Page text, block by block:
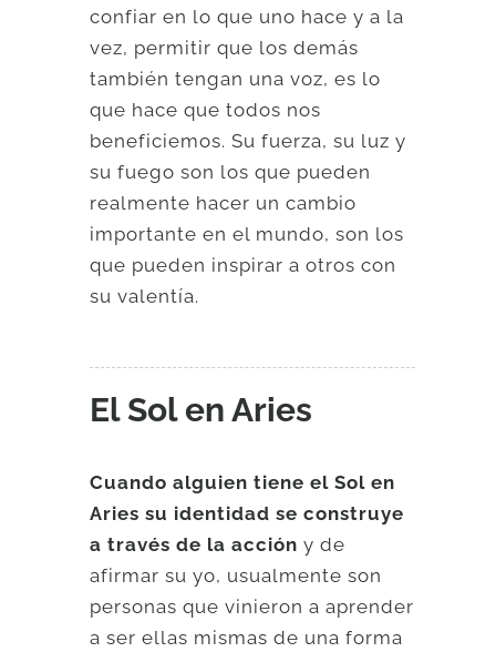
confiar en lo que uno hace y a la
vez, permitir que los demás
también tengan una voz, es lo
que hace que todos nos
beneficiemos. Su fuerza, su luz y
su fuego son los que pueden
realmente hacer un cambio
importante en el mundo, son los
que pueden inspirar a otros con
su valentía.
El Sol en Aries
Cuando alguien tiene el Sol en
Aries su identidad se construye
a través de la acción y de
afirmar su yo, usualmente son
personas que vinieron a aprender
a ser ellas mismas de una forma